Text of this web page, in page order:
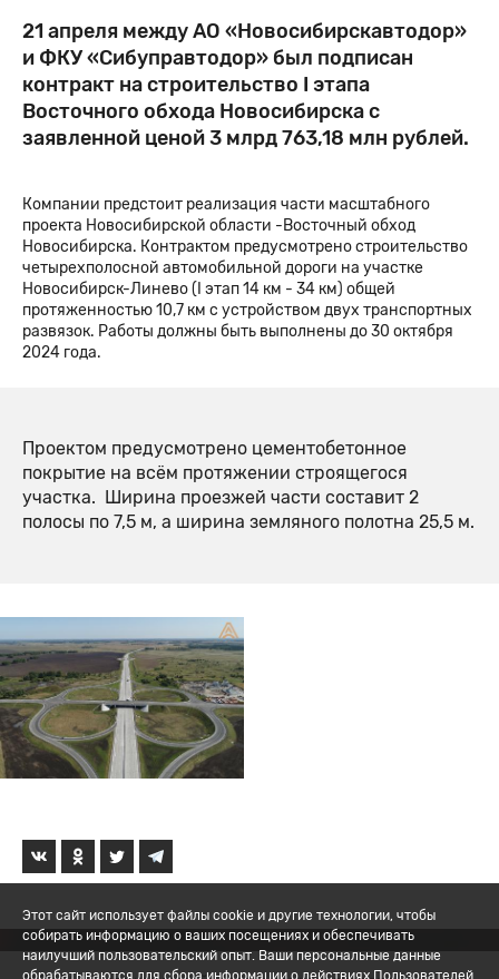
21 апреля между АО «Новосибирскавтодор»
и ФКУ «Сибуправтодор» был подписан
контракт на строительство I этапа
Восточного обхода Новосибирска с
заявленной ценой 3 млрд 763,18 млн рублей.
Компании предстоит реализация части масштабного
проекта Новосибирской области -Восточный обход
Новосибирска. Контрактом предусмотрено строительство
четырехполосной автомобильной дороги на участке
Новосибирск-Линево (I этап 14 км - 34 км) общей
протяженностью 10,7 км с устройством двух транспортных
развязок. Работы должны быть выполнены до 30 октября
2024 года.
Проектом предусмотрено цементобетонное
покрытие на всём протяжении строящегося
участка. Ширина проезжей части составит 2
полосы по 7,5 м, а ширина земляного полотна 25,5 м.
Этот сайт использует файлы cookie и другие технологии, чтобы
собирать информацию о ваших посещениях и обеспечивать
наилучший пользовательский опыт. Ваши персональные данные
обрабатываются для сбора информации о действиях Пользователей